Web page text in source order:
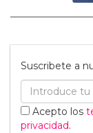
Suscribete a
Acepto los
privacidad.